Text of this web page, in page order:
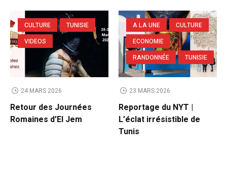
CULTURE
TUNISIE
VIDEOS
24 MARS 2026
Retour des Journées
Romaines d’El Jem
A LA UNE
CULTURE
ECONOMIE
RANDONNÉE
TUNISIE
23 MARS 2026
Reportage du NYT |
L’éclat irrésistible de
Tunis